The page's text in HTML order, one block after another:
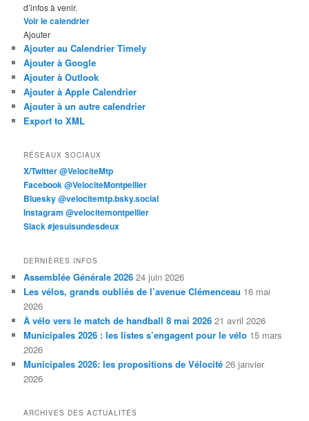
d’infos à venir.
Voir le calendrier
Ajouter
Ajouter au Calendrier Timely
Ajouter à Google
Ajouter à Outlook
Ajouter à Apple Calendrier
Ajouter à un autre calendrier
Export to XML
RÉSEAUX SOCIAUX
X/Twitter @VelociteMtp
Facebook @VelociteMontpellier
Bluesky @velocitemtp.bsky.social
Instagram @velocitemontpellier
Slack #jesuisundesdeux
DERNIÈRES INFOS
Assemblée Générale 2026 24 juin 2026
Les vélos, grands oubliés de l’avenue Clémenceau 16 mai
2026
À vélo vers le match de handball 8 mai 2026 21 avril 2026
Municipales 2026 : les listes s’engagent pour le vélo 15 mars
2026
Municipales 2026: les propositions de Vélocité 26 janvier
2026
ARCHIVES DES ACTUALITÉS